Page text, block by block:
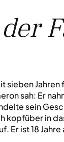
sieben Jahren
sah: Er
sein
kopfüber in
Er ist 18 Jahre